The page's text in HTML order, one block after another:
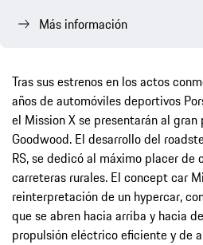
Más información
Tras sus estrenos en los actos
años de automóviles deportivos
el Mission X se presentarán al
Goodwood. El desarrollo del
RS, se dedicó al máximo placer de
carreteras rurales. El concept car
reinterpretación de un hypercar,
que se abren hacia arriba y hacia
propulsión eléctrico eficiente y de